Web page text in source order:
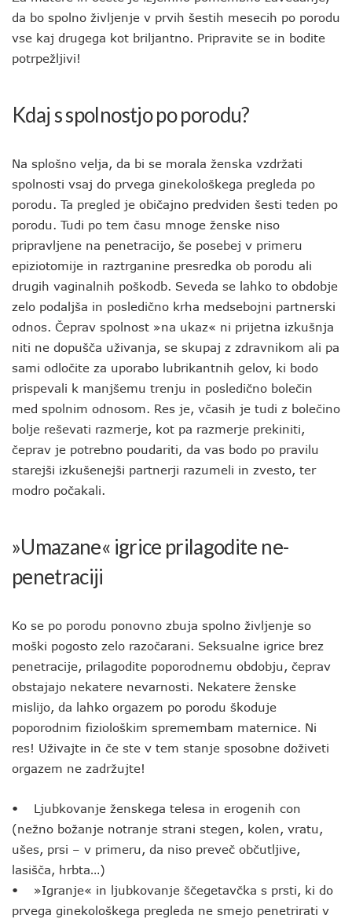
da bo spolno življenje v prvih šestih mesecih po porodu
vse kaj drugega kot briljantno. Pripravite se in bodite
potrpežljivi!
Kdaj s spolnostjo po porodu?
Na splošno velja, da bi se morala ženska vzdržati
spolnosti vsaj do prvega ginekološkega pregleda po
porodu. Ta pregled je običajno predviden šesti teden po
porodu. Tudi po tem času mnoge ženske niso
pripravljene na penetracijo, še posebej v primeru
epiziotomije in raztrganine presredka ob porodu ali
drugih vaginalnih poškodb. Seveda se lahko to obdobje
zelo podaljša in posledično krha medsebojni partnerski
odnos. Čeprav spolnost »na ukaz« ni prijetna izkušnja
niti ne dopušča uživanja, se skupaj z zdravnikom ali pa
sami odločite za uporabo lubrikantnih gelov, ki bodo
prispevali k manjšemu trenju in posledično bolečin
med spolnim odnosom. Res je, včasih je tudi z bolečino
bolje reševati razmerje, kot pa razmerje prekiniti,
čeprav je potrebno poudariti, da vas bodo po pravilu
starejši izkušenejši partnerji razumeli in zvesto, ter
modro počakali.
»Umazane« igrice prilagodite ne-
penetraciji
Ko se po porodu ponovno zbuja spolno življenje so
moški pogosto zelo razočarani. Seksualne igrice brez
penetracije, prilagodite poporodnemu obdobju, čeprav
obstajajo nekatere nevarnosti. Nekatere ženske
mislijo, da lahko orgazem po porodu škoduje
poporodnim fiziološkim spremembam maternice. Ni
res! Uživajte in če ste v tem stanje sposobne doživeti
orgazem ne zadržujte!
• Ljubkovanje ženskega telesa in erogenih con
(nežno božanje notranje strani stegen, kolen, vratu,
ušes, prsi – v primeru, da niso preveč občutljive,
lasišča, hrbta…)
• »Igranje« in ljubkovanje ščegetavčka s prsti, ki do
prvega ginekološkega pregleda ne smejo penetrirati v